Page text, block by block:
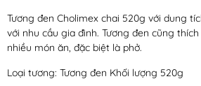
Tương đen Cholimex chai 520g với dung
với nhu cầu gia đình. Tương đen cũng
nhiều món ăn, đặc biệt là phở.
Loại tương: Tương đen Khối lượng 520g